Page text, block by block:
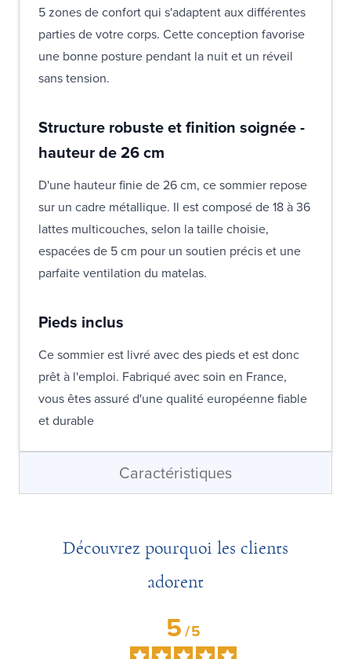
5 zones de confort qui s'adaptent aux différentes
parties de votre corps. Cette conception favorise
une bonne posture pendant la nuit et un réveil
sans tension.
Structure robuste et finition soignée -
hauteur de 26 cm
D'une hauteur finie de 26 cm, ce sommier repose
sur un cadre métallique. Il est composé de 18 à 36
lattes multicouches, selon la taille choisie,
espacées de 5 cm pour un soutien précis et une
parfaite ventilation du matelas.
Pieds inclus
Ce sommier est livré avec des pieds et est donc
prêt à l'emploi. Fabriqué avec soin en France,
vous êtes assuré d'une qualité européenne fiable
et durable
Caractéristiques
Découvrez pourquoi les clients
adorent
5/5